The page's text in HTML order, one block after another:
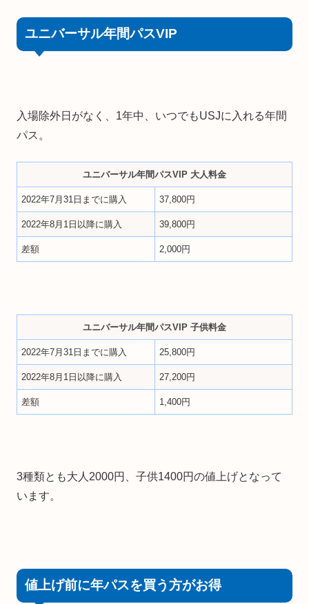
ユニバーサル年間パスVIP
入場除外日がなく、1年中、いつでもUSJに入れる年間
パス。
ユニバーサル年間パスVIP 大人料金
2022年7月31日までに購入 37,800円
2022年8月1日以降に購入 39,800円
差額 2,000円
ユニバーサル年間パスVIP 子供料金
2022年7月31日までに購入 25,800円
2022年8月1日以降に購入 27,200円
差額 1,400円
3種類とも大人2000円、子供1400円の値上げとなって
います。
値上げ前に年パスを買う方がお得